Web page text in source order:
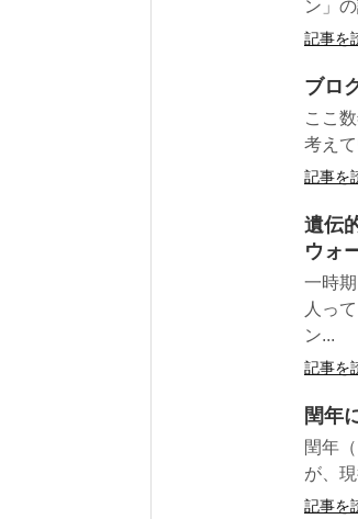
ン」
記事を
ブロ
ここ
考え
記事を
遺伝
ウォ
一時
人っ
ン...
記事を
閏年
閏年
が、
記事を